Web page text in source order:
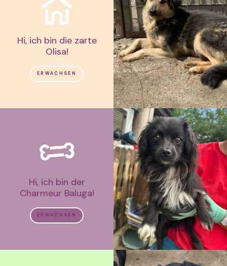
Hi, ich bin die zarte
Olisa!
ERWACHSEN
Hi, ich bin der
Charmeur Baluga!
ERWACHSEN